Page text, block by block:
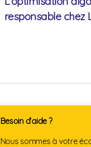
responsable chez
Besoin d’aide ?
Nous sommes à votre